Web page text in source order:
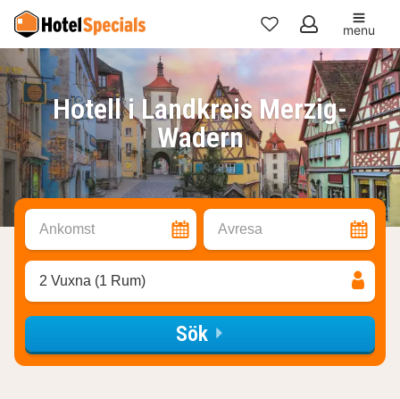
Mina
favoriter
menu
Hotell i Landkreis Merzig-
Wadern
Ankomst Avresa
2 Vuxna (1 Rum)
Sök